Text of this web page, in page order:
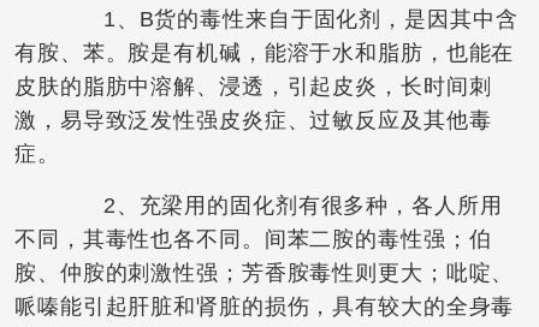
1、B货的毒性来自于固化剂，是因其中含
有胺、苯。胺是有机碱，能溶于水和脂肪，也能在
皮肤的脂肪中溶解、浸透，引起皮炎，长时间刺
激，易导致泛发性强皮炎症、过敏反应及其他毒
症。
2、充梁用的固化剂有很多种，各人所用
不同，其毒性也各不同。间苯二胺的毒性强；伯
胺、仲胺的刺激性强；芳香胺毒性则更大；吡啶、
哌嗪能引起肝脏和肾脏的损伤，具有较大的全身毒